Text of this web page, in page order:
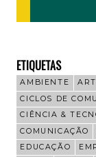
ETIQUETAS
AMBIENTE
CICLOS DE
CIÊNCIA &
COMUNICAÇÃO
EDUCAÇÃO